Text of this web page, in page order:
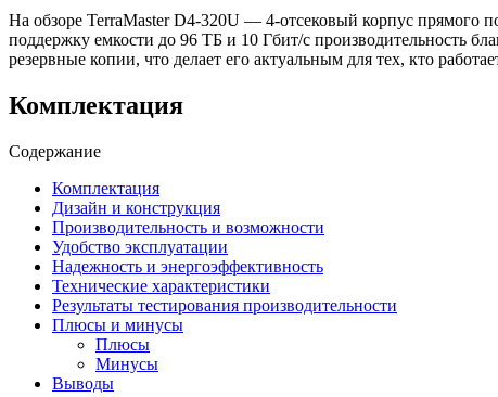
На обзоре TerraMaster D4-320U — 4-отсековый корпус прямого
поддержку емкости до 96 ТБ и 10 Гбит/с производительность
резервные копии, что делает его актуальным для тех, кто
Комплектация
Содержание
Комплектация
Дизайн и конструкция
Производительность и возможности
Удобство эксплуатации
Надежность и энергоэффективность
Технические характеристики
Результаты тестирования производительности
Плюсы и минусы
Плюсы
Минусы
Выводы